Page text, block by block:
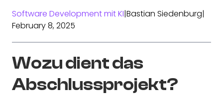
Software Development mit KI|Bastian Siedenburg|
February 8, 2025
Wozu dient das
Abschlussprojekt?